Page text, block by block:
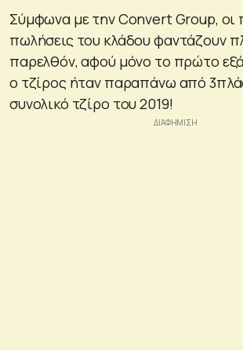
Σύμφωνα με την Convert Group, oι
πωλήσεις του κλάδου φαντάζουν
παρελθόν, αφού μόνο το πρώτο
ο τζίρος ήταν παραπάνω από
συνολικό τζίρο του 2019!